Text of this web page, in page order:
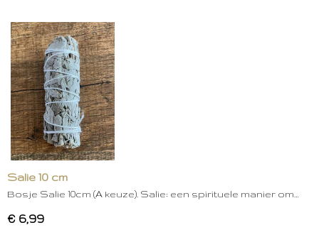
Salie 10 cm
Bosje Salie 10cm (A keuze). Salie: een spirituele manier om…
€ 6,99